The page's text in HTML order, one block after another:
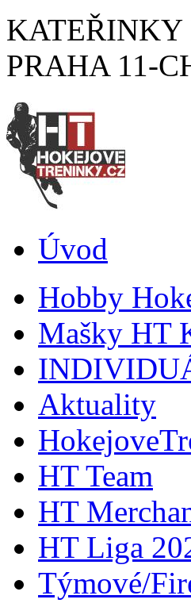
KATEŘINKY
PRAHA 11-
Úvod
Hobby
Mašky HT
Aktuality
HT Team
HT
HT Liga
Týmové/